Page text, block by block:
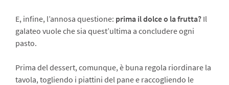
E, infine, l’annosa questione: prima il dolce o la frutta? Il
galateo vuole che sia quest’ultima a concludere ogni
pasto.
Prima del dessert, comunque, è buna regola riordinare la
tavola, togliendo i piattini del pane e raccogliendo le